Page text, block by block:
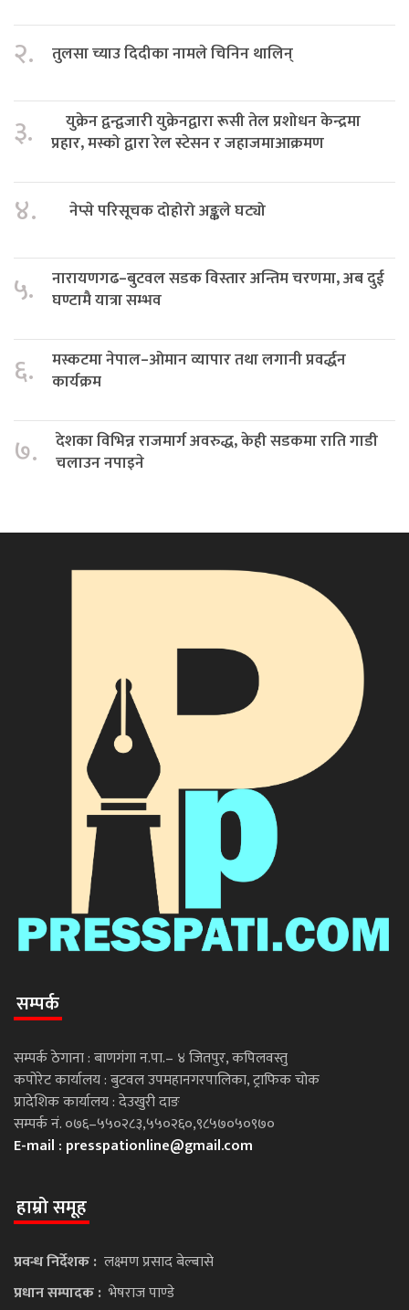
२. तुलसा च्याउ दिदीका नामले चिनिन थालिन्
३.
युक्रेन द्वन्द्वजारी युक्रेनद्वारा रूसी तेल प्रशोधन केन्द्रमा
प्रहार, मस्को द्वारा रेल स्टेसन र जहाजमाआक्रमण
४. नेप्से परिसूचक दोहोरो अङ्कले घट्यो
५.
नारायणगढ–बुटवल सडक विस्तार अन्तिम चरणमा, अब दुई
घण्टामै यात्रा सम्भव
६.
मस्कटमा नेपाल–ओमान व्यापार तथा लगानी प्रवर्द्धन
कार्यक्रम
७.
देशका विभिन्न राजमार्ग अवरुद्ध, केही सडकमा राति गाडी
चलाउन नपाइने
सम्पर्क
सम्पर्क ठेगाना : बाणगंगा न.पा.– ४ जितपुर, कपिलवस्तु
कपोरेट कार्यालय : बुटवल उपमहानगरपालिका, ट्राफिक चोक
प्रादेशिक कार्यालय : देउखुरी दाङ
सम्पर्क नं. ०७६–५५०२८३,५५०२६०,९८५७०५०९७०
E-mail : presspationline@gmail.com
हाम्रो समूह
प्रवन्ध निर्देशक : लक्ष्मण प्रसाद बेल्बासे
प्रधान सम्पादक : भेषराज पाण्डे